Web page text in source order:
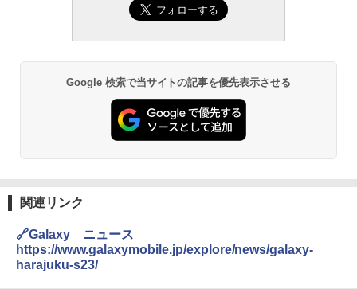
Google 検索で当サイトの記事を優先表示させる
関連リンク
🔗Galaxy ニュース
https://www.galaxymobile.jp/explore/news/galaxy-
harajuku-s23/